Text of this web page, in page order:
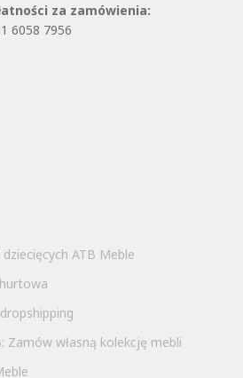
za zamówienia:
6058 7956
ATB Meble
Zamów własną kolekcję mebli